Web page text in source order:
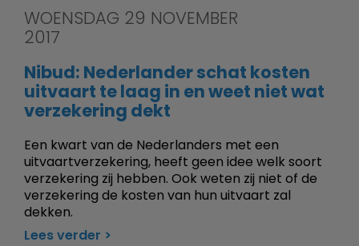
WOENSDAG 29 NOVEMBER
2017
Nibud: Nederlander schat kosten
uitvaart te laag in en weet niet wat
verzekering dekt
Een kwart van de Nederlanders met een
uitvaartverzekering, heeft geen idee welk soort
verzekering zij hebben. Ook weten zij niet of de
verzekering de kosten van hun uitvaart zal
dekken.
Lees verder